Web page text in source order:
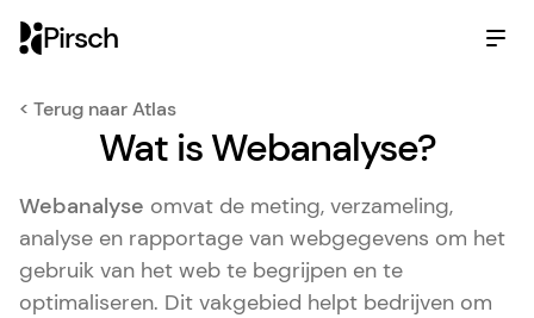
Pirsch
< Terug naar Atlas
Wat is Webanalyse?
Webanalyse omvat de meting, verzameling,
analyse en rapportage van webgegevens om het
gebruik van het web te begrijpen en te
optimaliseren. Dit vakgebied helpt bedrijven om